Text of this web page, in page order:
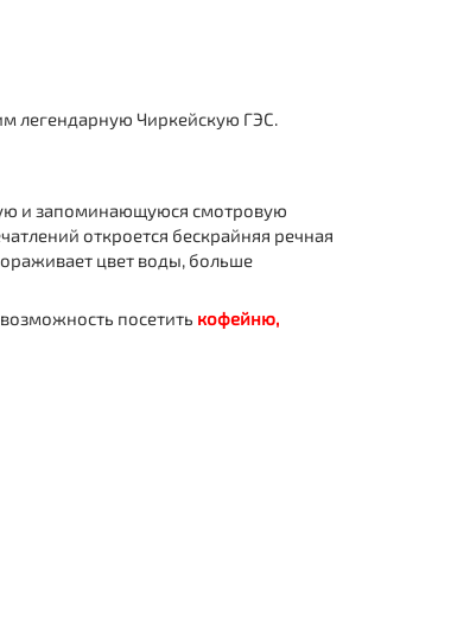
легендарную Чиркейскую ГЭС.
и запоминающуюся смотровую
откроется бескрайняя речная
цвет воды, больше
посетить кофейню,